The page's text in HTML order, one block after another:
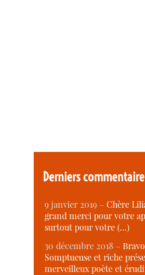
Derniers
9 janvier 2019 –Chère
grand merci pour votre
surtout pour votre (…)
30 décembre 2018 –
Somptueuse et riche
merveilleux poète et